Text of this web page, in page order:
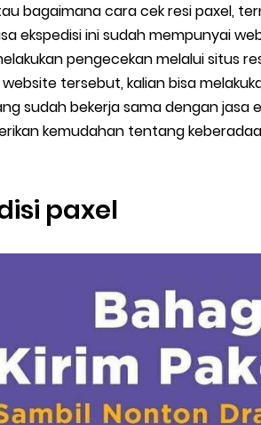
Akun Gojek Dibekukan
Grab Sesuai dengan Orderan
Telkomsel Mitra Gojek
dengan Mudah
Food yang Perlu Kamu Ketahui
QR dan Barcode Shopeepay
Penjelasan Resi Gosend
ke Shopeepay Tanpa Potongan
bagaimana cara cek resi paxel,
ekspedisi ini sudah mempunyai
pengecekan melalui situs
tersebut, kalian bisa
sudah bekerja sama dengan jasa
kemudahan tentang
paxel